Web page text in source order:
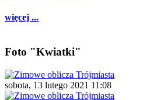
więcej ...
Foto "Kwiatki"
sobota, 13 lutego 2021 11:08